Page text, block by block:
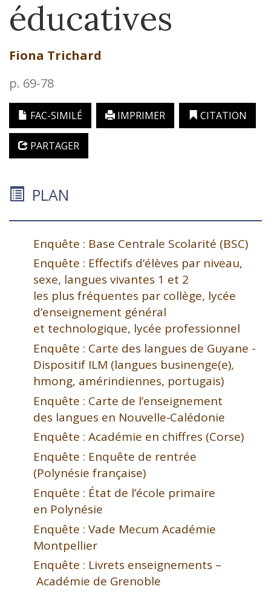
éducatives
Fiona Trichard
p. 69-78
FAC-SIMILÉ IMPRIMER CITATION
PARTAGER
PLAN
Enquête : Base Centrale Scolarité (BSC)
Enquête : Effectifs d’élèves par niveau,
sexe, langues vivantes 1 et 2
les plus fréquentes par collège, lycée
d’enseignement général
et technologique, lycée professionnel
Enquête : Carte des langues de Guyane -
Dispositif ILM (langues businenge(e),
hmong, amérindiennes, portugais)
Enquête : Carte de l’enseignement
des langues en Nouvelle‑Calédonie
Enquête : Académie en chiffres (Corse)
Enquête : Enquête de rentrée
(Polynésie française)
Enquête : État de l’école primaire
en Polynésie
Enquête : Vade Mecum Académie
Montpellier
Enquête : Livrets enseignements –
Académie de Grenoble